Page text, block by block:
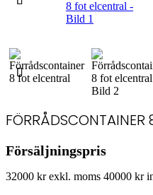
FÖRRÅDSCONTAINER
Försäljningspris
32000 kr exkl. moms 40000 kr